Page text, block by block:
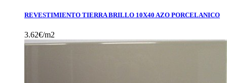
REVESTIMIENTO TIERRA BRILLO 10X40 AZO PORCELANICO
3.62€/m2